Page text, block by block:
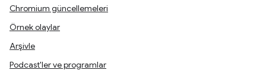
Chromium güncellemeleri
Örnek olaylar
Arşivle
Podcast'ler ve programlar